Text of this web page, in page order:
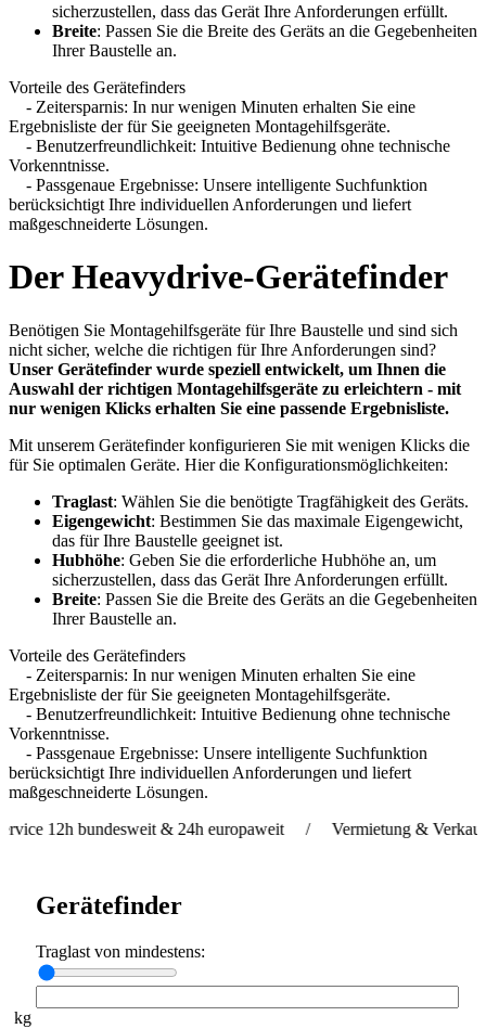
sicherzustellen, dass das Gerät Ihre Anforderungen erfüllt.
Breite: Passen Sie die Breite des Geräts an die Gegebenheiten
Ihrer Baustelle an.
Vorteile des Gerätefinders
- Zeitersparnis: In nur wenigen Minuten erhalten Sie eine
Ergebnisliste der für Sie geeigneten Montagehilfsgeräte.
- Benutzerfreundlichkeit: Intuitive Bedienung ohne technische
Vorkenntnisse.
- Passgenaue Ergebnisse: Unsere intelligente Suchfunktion
berücksichtigt Ihre individuellen Anforderungen und liefert
maßgeschneiderte Lösungen.
Der Heavydrive-Gerätefinder
Benötigen Sie Montagehilfsgeräte für Ihre Baustelle und sind sich
nicht sicher, welche die richtigen für Ihre Anforderungen sind?
Unser Gerätefinder wurde speziell entwickelt, um Ihnen die
Auswahl der richtigen Montagehilfsgeräte zu erleichtern - mit
nur wenigen Klicks erhalten Sie eine passende Ergebnisliste.
Mit unserem Gerätefinder konfigurieren Sie mit wenigen Klicks die
für Sie optimalen Geräte. Hier die Konfigurationsmöglichkeiten:
Traglast: Wählen Sie die benötigte Tragfähigkeit des Geräts.
Eigengewicht: Bestimmen Sie das maximale Eigengewicht,
das für Ihre Baustelle geeignet ist.
Hubhöhe: Geben Sie die erforderliche Hubhöhe an, um
sicherzustellen, dass das Gerät Ihre Anforderungen erfüllt.
Breite: Passen Sie die Breite des Geräts an die Gegebenheiten
Ihrer Baustelle an.
Vorteile des Gerätefinders
- Zeitersparnis: In nur wenigen Minuten erhalten Sie eine
Ergebnisliste der für Sie geeigneten Montagehilfsgeräte.
- Benutzerfreundlichkeit: Intuitive Bedienung ohne technische
Vorkenntnisse.
- Passgenaue Ergebnisse: Unsere intelligente Suchfunktion
berücksichtigt Ihre individuellen Anforderungen und liefert
maßgeschneiderte Lösungen.
& 24h europaweit / Vermietung & Verkauf
Gerätefinder
Traglast von mindestens:
kg